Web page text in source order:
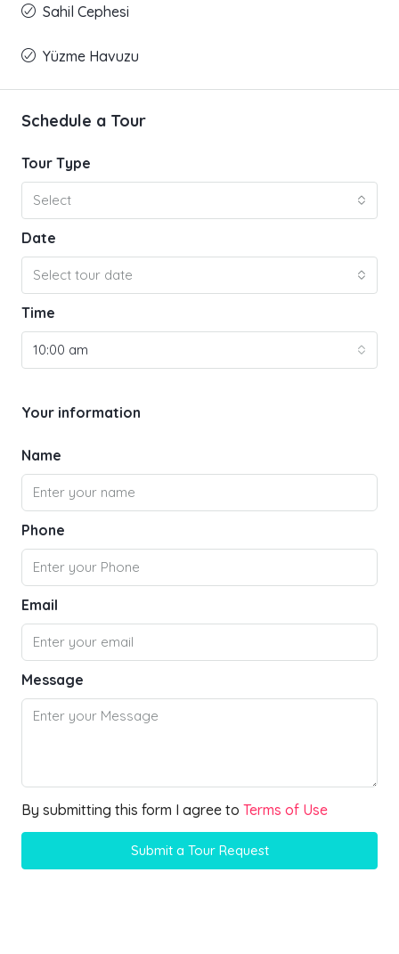
Sahil Cephesi
Yüzme Havuzu
Schedule a Tour
Tour Type
Select
Date
Select tour date
Time
10:00 am
Your information
Name
Phone
Email
Message
By submitting this form I agree to Terms of Use
Submit a Tour Request